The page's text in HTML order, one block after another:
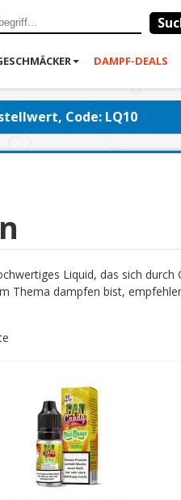
DAMPF-DEALS
Code: LQ10
Liquid, das sich durch
Thema dampfen bist,